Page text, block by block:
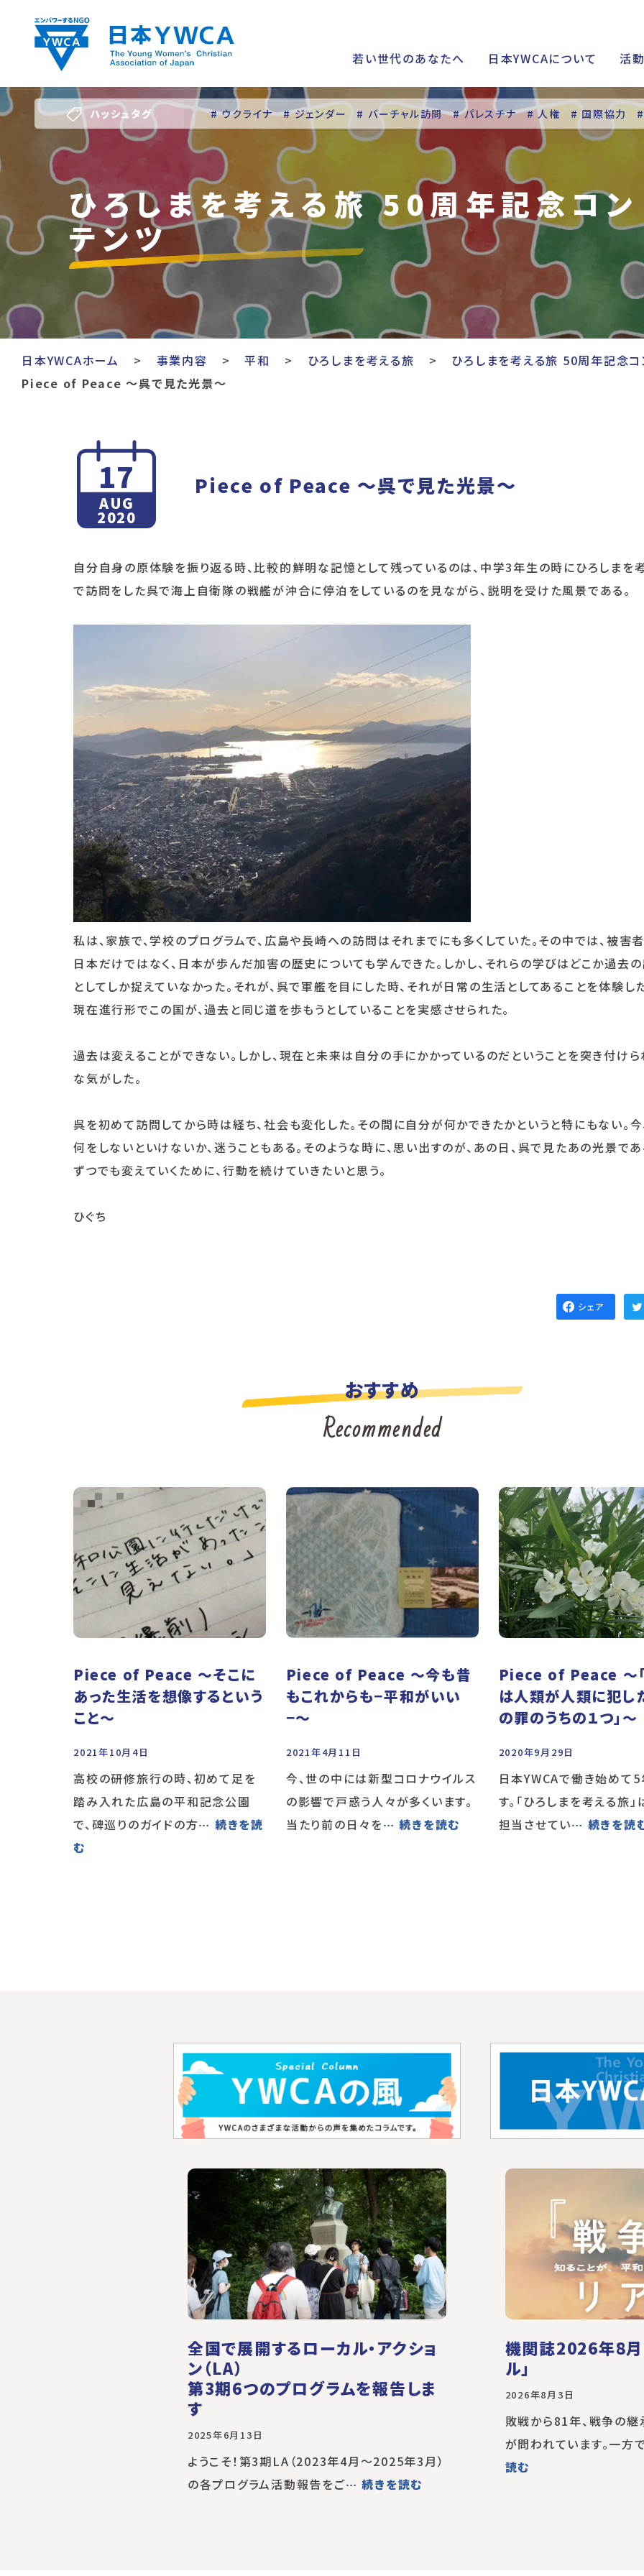
content
若い世代のあなたへ 日本YWCAについて 活
ハッシュタグ # ウクライナ # ジェンダー # バーチャル訪問 # パレスチナ # 人権 # 国際協力
# 若い女性のリーダーシップ
ひろしまを考える旅 50周年記念コン
テンツ
日本YWCAホーム 事業内容 平和 ひろしまを考える旅
ひろしまを考える旅 50周年記念コ
Piece of Peace 〜呉で見た光景〜
17
AUG
2020
Piece of Peace 〜呉で見た光景〜
自分自身の原体験を振り返る時、比較的鮮明な記憶として残っているのは、中学3年生の時にひろしまを
で訪問をした呉で海上自衛隊の戦艦が沖合に停泊をしているのを見ながら、説明を受けた風景である。
私は、家族で、学校のプログラムで、広島や長崎への訪問はそれまでにも多くしていた。その中では、被害
日本だけではなく、日本が歩んだ加害の歴史についても学んできた。しかし、それらの学びはどこか過去
としてしか捉えていなかった。それが、呉で軍艦を目にした時、それが日常の生活としてあることを体験し
現在進行形でこの国が、過去と同じ道を歩もうとしていることを実感させられた。
過去は変えることができない。しかし、現在と未来は自分の手にかかっているのだということを突き付け
な気がした。
呉を初めて訪問してから時は経ち、社会も変化した。その間に自分が何かできたかというと特にもない。
何をしないといけないか、迷うこともある。そのような時に、思い出すのが、あの日、呉で見たあの光景であ
ずつでも変えていくために、行動を続けていきたいと思う。
ひぐち
シェア
おすすめ
Recommended
Piece of Peace 〜そこに
あった生活を想像するという
こと〜
2021年10月4日
高校の研修旅行の時、初めて足を
踏み入れた広島の平和記念公園
で、碑巡りのガイドの方… 続きを読
む
Piece of Peace 〜今も昔
もこれからも−平和がいい
−〜
2021年4月11日
今、世の中には新型コロナウイルス
の影響で戸惑う人々が多くいます。
当たり前の日々を… 続きを読む
Piece of Peace 〜
は人類が人類に犯し
の罪のうちの１つ」〜
2020年9月29日
日本YWCAで働き始めて
す。「ひろしまを考える旅
担当させてい… 続きを読
全国で展開するローカル・アクショ
ン（LA）
第3期6つのプログラムを報告しま
す
2025年6月13日
ようこそ！第3期LA（2023年4月～2025年3月）
の各プログラム活動報告をご… 続きを読む
機関誌2026年8月
ル」
2026年8月3日
敗戦から81年、戦争の
が問われています。一方
読む